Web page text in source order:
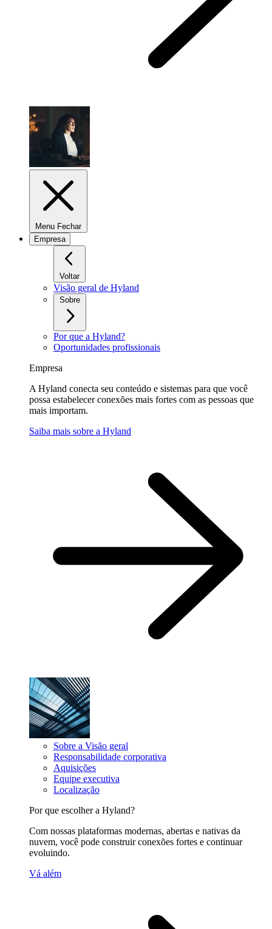
Menu Fechar
Empresa
Voltar
Visão geral de Hyland
Sobre
Por que a Hyland?
Oportunidades profissionais
Empresa
A Hyland conecta seu conteúdo e sistemas para que você
possa estabelecer conexões mais fortes com as pessoas que
mais importam.
Saiba mais sobre a Hyland
Sobre a Visão geral
Responsabilidade corporativa
Aquisições
Equipe executiva
Localização
Por que escolher a Hyland?
Com nossas plataformas modernas, abertas e nativas da
nuvem, você pode construir conexões fortes e continuar
evoluindo.
Vá além